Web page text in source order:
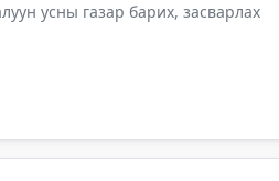
усны газар барих, засварлах